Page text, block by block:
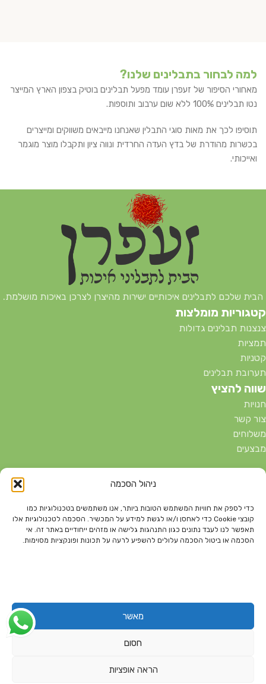
ניהול הסכמה
כדי לספק את חוויות המשתמש הטובות ביותר, אנו משתמשים בטכנולוגיות כמו
קובצי Cookie כדי לאחסן ו/או לגשת למידע על המכשיר. הסכמה לטכנולוגיות אלו
תאפשר לנו לעבד נתונים כגון התנהגות גלישה או מזהים ייחודיים באתר זה. אי
הסכמה או ביטול הסכמה עלולים להשפיע לרעה על תכונות ופונקציות מסוימות.
מאשר
חסום
הראה אופציות
למה לבחור בתבלינים שלנו?
מאחורי הסיפור של זעפרן עומד מפעל תבלינים בוטיק בצפון הארץ המייצר
נטו תבלינים 100% ללא שום ערבוב ותוספות.
תוסיפו לכך את מאות סוגי התבלין שאנחנו מייבאים משווקים ומייצרים
בכשרות מהודרת של בדץ העדה החרדית ונווה ציון ותקבלו מוצר מוגמר
ואייכותי.
הבית שלכם לתבלינים איכותיים ישירות מהיצרן לצרכן באיכות מושלמת.
קטגוריות מומלצות
צנצנות תבלינים גדולות
תמציות
קטניות
תערובת תבלינים
שווה להציץ
חנויות
צור קשר
משלוחים
מבצעים
וקבלו במייל על כל המוצרים החדשים שלנו